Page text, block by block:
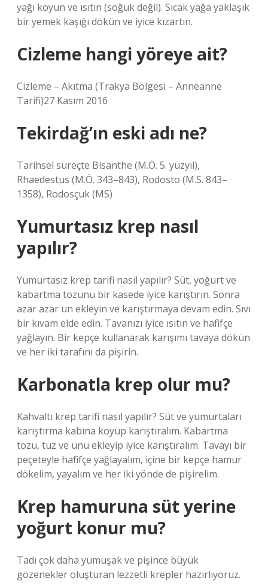
yağı koyun ve ısıtın (soğuk değil). Sıcak yağa yaklaşık
bir yemek kaşığı dökün ve iyice kızartın.
Cizleme hangi yöreye ait?
Cizleme – Akıtma (Trakya Bölgesi – Anneanne
Tarifi)27 Kasım 2016
Tekirdağ’ın eski adı ne?
Tarihsel süreçte Bisanthe (M.Ö. 5. yüzyıl),
Rhaedestus (M.Ö. 343–843), Rodosto (M.S. 843–
1358), Rodosçuk (MS)
Yumurtasız krep nasıl
yapılır?
Yumurtasız krep tarifi nasıl yapılır? Süt, yoğurt ve
kabartma tozunu bir kasede iyice karıştırın. Sonra
azar azar un ekleyin ve karıştırmaya devam edin. Sıvı
bir kıvam elde edin. Tavanızı iyice ısıtın ve hafifçe
yağlayın. Bir kepçe kullanarak karışımı tavaya dökün
ve her iki tarafını da pişirin.
Karbonatla krep olur mu?
Kahvaltı krep tarifi nasıl yapılır? Süt ve yumurtaları
karıştırma kabına koyup karıştıralım. Kabartma
tozu, tuz ve unu ekleyip iyice karıştıralım. Tavayı bir
peçeteyle hafifçe yağlayalım, içine bir kepçe hamur
dökelim, yayalım ve her iki yönde de pişirelim.
Krep hamuruna süt yerine
yoğurt konur mu?
Tadı çok daha yumuşak ve pişince büyük
gözenekler oluşturan lezzetli krepler hazırlıyoruz.